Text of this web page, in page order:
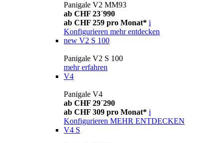
Panigale V2 MM93
ab CHF 23´990
ab CHF 259 pro Monat* i
Konfigurieren mehr entdecken
new V2 S 100
Panigale V2 S 100
mehr erfahren
V4
Panigale V4
ab CHF 29´290
ab CHF 309 pro Monat* i
Konfigurieren MEHR ENTDECKEN
V4 S